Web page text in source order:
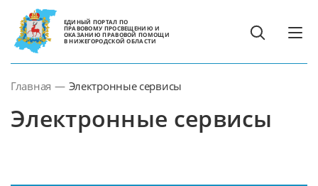
ЕДИНЫЙ ПОРТАЛ ПО
ПРАВОВОМУ ПРОСВЕЩЕНИЮ И
ОКАЗАНИЮ ПРАВОВОЙ ПОМОЩИ
В НИЖЕГОРОДСКОЙ ОБЛАСТИ
Главная — Электронные сервисы
Электронные сервисы